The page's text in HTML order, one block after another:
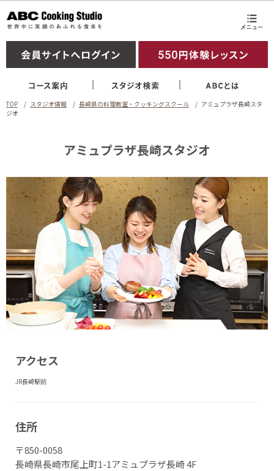
TOP スタジオ情報 長崎県の料理教室・クッキングスクール
アミュプラザ長崎スタ
ジオ
アミュプラザ長崎スタジオ
アクセス
JR長崎駅前
住所
〒850-0058
長崎県長崎市尾上町1-1アミュプラザ長崎 4F